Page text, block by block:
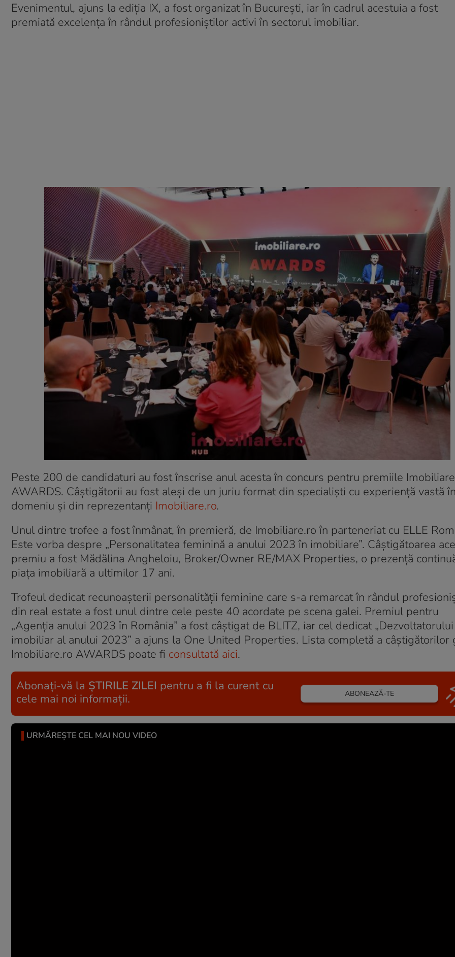
Evenimentul, ajuns la ediția IX, a fost organizat în București, iar în cadrul acestuia a fost
premiată excelența în rândul profesioniștilor activi în sectorul imobiliar.
Peste 200 de candidaturi au fost înscrise anul acesta în concurs pentru premiile
AWARDS. Câștigătorii au fost aleși de un juriu format din specialiști cu experiență vastă
domeniu și din reprezentanți Imobiliare.ro.
Unul dintre trofee a fost înmânat, în premieră, de Imobiliare.ro în parteneriat cu ELLE
Este vorba despre „Personalitatea feminină a anului 2023 în imobiliare”. Câștigătoarea
premiu a fost Mădălina Angheloiu, Broker/Owner RE/MAX Properties, o prezență
piața imobiliară a ultimilor 17 ani.
Trofeul dedicat recunoașterii personalității feminine care s-a remarcat în rândul
din real estate a fost unul dintre cele peste 40 acordate pe scena galei. Premiul pentru
„Agenția anului 2023 în România” a fost câștigat de BLITZ, iar cel dedicat „Dezvoltatorului
imobiliar al anului 2023” a ajuns la One United Properties. Lista completă a câștigătorilor
Imobiliare.ro AWARDS poate fi consultată aici.
Abonați-vă la ȘTIRILE ZILEI pentru a fi la curent cu
cele mai noi informații.
ABONEAZĂ-TE
URMĂREȘTE CEL MAI NOU VIDEO